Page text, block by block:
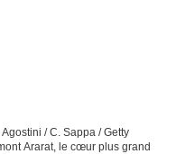
/ C. Sappa / Getty